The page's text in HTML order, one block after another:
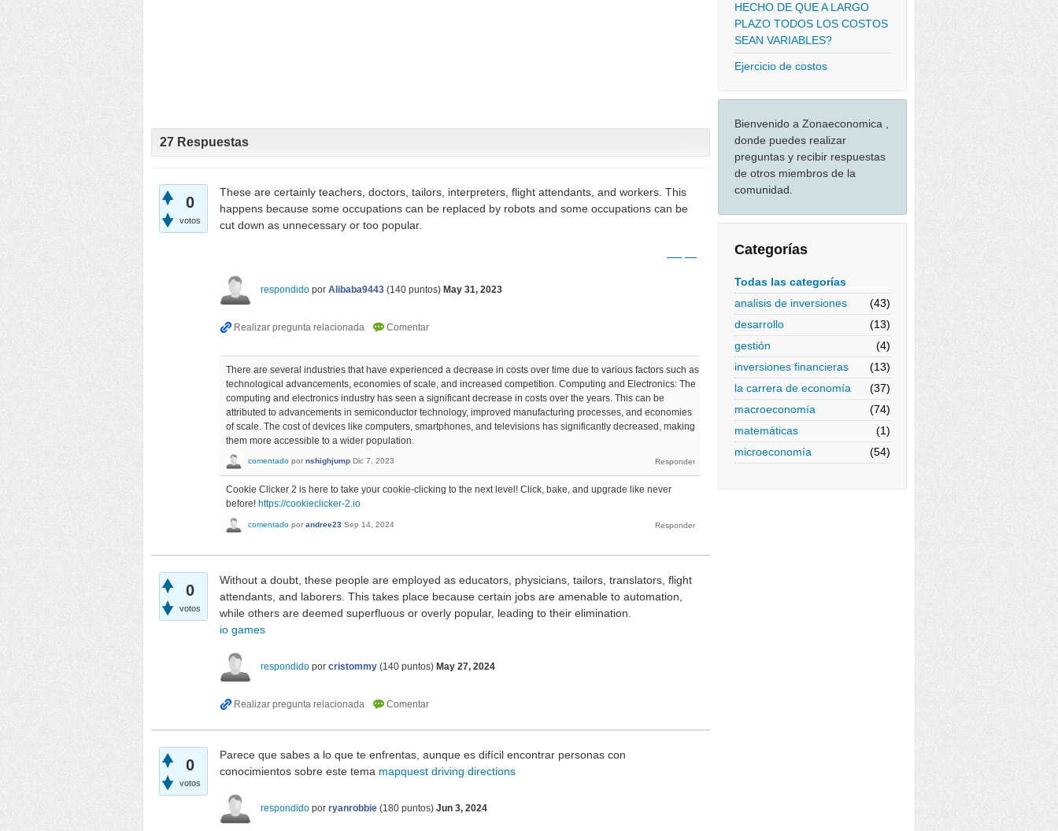
HECHO DE QUE A LARGO
PLAZO TODOS LOS COSTOS
SEAN VARIABLES?
Ejercicio de costos
Bienvenido a Zonaeconomica ,
donde puedes realizar
preguntas y recibir respuestas
de otros miembros de la
comunidad.
Categorías
Todas las categorías
analisis de inversiones
(43)
desarrollo
(13)
gestión
(4)
inversiones financieras
(13)
la carrera de economía
(37)
macroeconomía
(74)
matemáticas
(1)
microeconomía
(54)
27 Respuestas
0
votos
These are certainly teachers, doctors, tailors, interpreters, flight attendants, and workers. This
happens because some occupations can be replaced by robots and some occupations can be
cut down as unnecessary or too popular.
respondido por Alibaba9443 (140 puntos) May 31, 2023
There are several industries that have experienced a decrease in costs over time due to various factors such as
technological advancements, economies of scale, and increased competition. Computing and Electronics: The
computing and electronics industry has seen a significant decrease in costs over the years. This can be
attributed to advancements in semiconductor technology, improved manufacturing processes, and economies
of scale. The cost of devices like computers, smartphones, and televisions has significantly decreased, making
them more accessible to a wider population.
comentado por nshighjump Dic 7, 2023
Cookie Clicker 2 is here to take your cookie-clicking to the next level! Click, bake, and upgrade like never
before! https://cookieclicker-2.io
comentado por andree23 Sep 14, 2024
0
votos
Without a doubt, these people are employed as educators, physicians, tailors, translators, flight
attendants, and laborers. This takes place because certain jobs are amenable to automation,
while others are deemed superfluous or overly popular, leading to their elimination.
io games
respondido por cristommy (140 puntos) May 27, 2024
0
votos
Parece que sabes a lo que te enfrentas, aunque es difícil encontrar personas con
conocimientos sobre este tema mapquest driving directions
respondido por ryanrobbie (180 puntos) Jun 3, 2024